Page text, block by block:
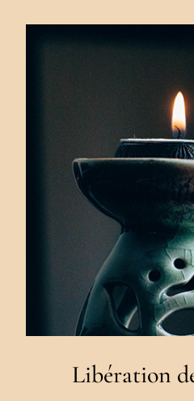
Libération